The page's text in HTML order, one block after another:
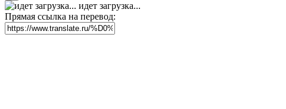
идет загрузка...
Прямая ссылка на перевод: